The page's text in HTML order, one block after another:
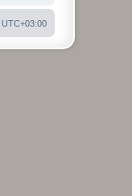
UTC+03:00